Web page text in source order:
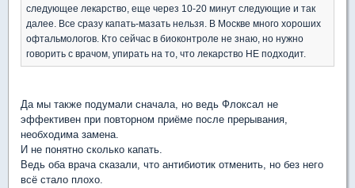
следующее лекарство, еще через 10-20 минут следующие и так
далее. Все сразу капать-мазать нельзя. В Москве много хороших
офтальмологов. Кто сейчас в биоконтроле не знаю, но нужно
говорить с врачом, упирать на то, что лекарство НЕ подходит.
Да мы также подумали сначала, но ведь Флоксал не
эффективен при повторном приёме после прерывания,
необходима замена.
И не понятно сколько капать.
Ведь оба врача сказали, что антибиотик отменить, но без него
всё стало плохо.